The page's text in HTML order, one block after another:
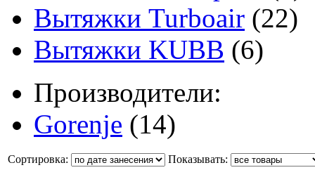
Вытяжки Turboair (22)
Вытяжки KUBB (6)
Производители:
Gorenje (14)
Сортировка: Показывать: